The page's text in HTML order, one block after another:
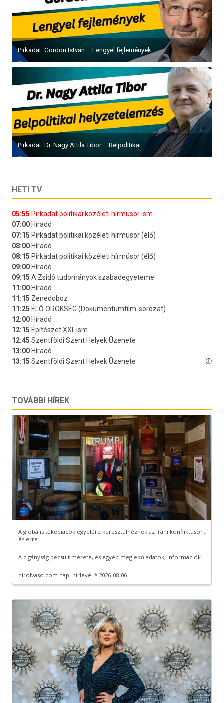
Pirkadat: Gordon István – Lengyel fejlemények
Pirkadat: Dr. Nagy Attila Tibor – Belpolitikai...
HETI TV
TOVÁBBI HÍREK